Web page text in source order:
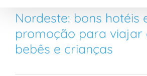
Nordeste: bons hotéis
promoção para viajar
bebês e crianças